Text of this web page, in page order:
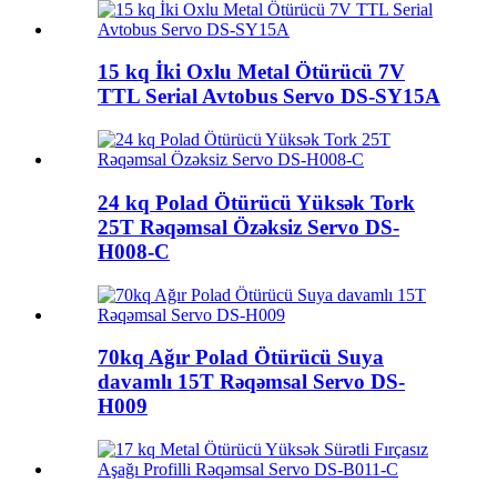
15 kq İki Oxlu Metal Ötürücü 7V
TTL Serial Avtobus Servo DS-SY15A
24 kq Polad Ötürücü Yüksək Tork
25T Rəqəmsal Özəksiz Servo DS-
H008-C
70kq Ağır Polad Ötürücü Suya
davamlı 15T Rəqəmsal Servo DS-
H009